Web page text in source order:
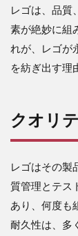
レゴは、品質
素が絶妙に組
れが、レゴが
を紡ぎ出す理
クオリ
レゴはその製
質管理とテス
あり、何度も
耐久性は、多